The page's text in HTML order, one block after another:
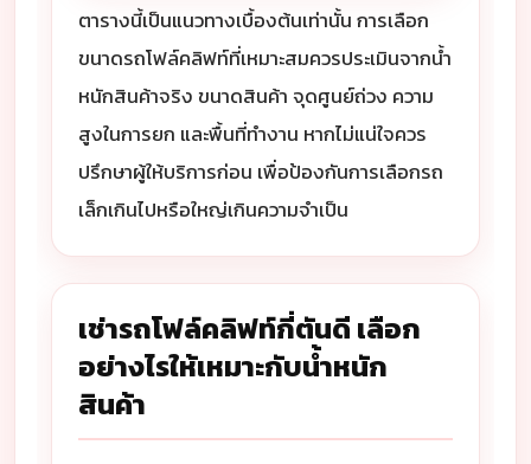
ตารางนี้เป็นแนวทางเบื้องต้นเท่านั้น การเลือก
ขนาดรถโฟล์คลิฟท์ที่เหมาะสมควรประเมินจากน้ำ
หนักสินค้าจริง ขนาดสินค้า จุดศูนย์ถ่วง ความ
สูงในการยก และพื้นที่ทำงาน หากไม่แน่ใจควร
ปรึกษาผู้ให้บริการก่อน เพื่อป้องกันการเลือกรถ
เล็กเกินไปหรือใหญ่เกินความจำเป็น
เช่ารถโฟล์คลิฟท์กี่ตันดี เลือก
อย่างไรให้เหมาะกับน้ำหนัก
สินค้า